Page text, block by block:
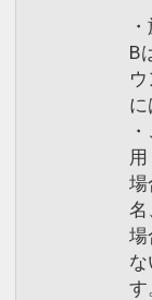
B
に
場
名
場
す